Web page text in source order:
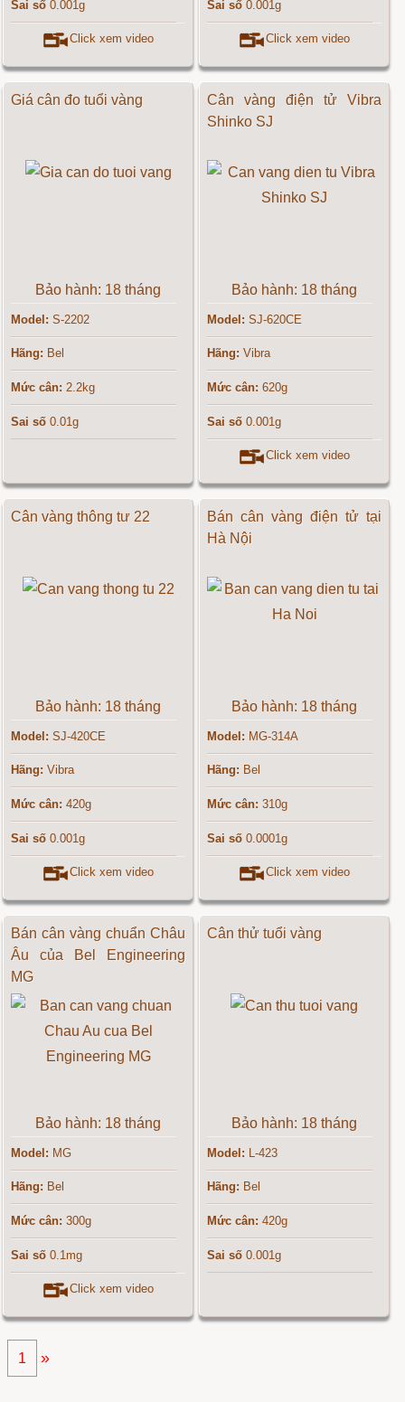
Sai số 0.001g
Click xem video
Sai số 0.001g
Click xem video
Giá cân đo tuổi vàng
Bảo hành: 18 tháng
Model: S-2202
Hãng: Bel
Mức cân: 2.2kg
Sai số 0.01g
Cân vàng điện tử Vibra
Shinko SJ
Bảo hành: 18 tháng
Model: SJ-620CE
Hãng: Vibra
Mức cân: 620g
Sai số 0.001g
Click xem video
Cân vàng thông tư 22
Bảo hành: 18 tháng
Model: SJ-420CE
Hãng: Vibra
Mức cân: 420g
Sai số 0.001g
Click xem video
Bán cân vàng điện tử tại
Hà Nội
Bảo hành: 18 tháng
Model: MG-314A
Hãng: Bel
Mức cân: 310g
Sai số 0.0001g
Click xem video
Bán cân vàng chuẩn Châu
Âu của Bel Engineering
MG
Bảo hành: 18 tháng
Model: MG
Hãng: Bel
Mức cân: 300g
Sai số 0.1mg
Click xem video
Cân thử tuổi vàng
Bảo hành: 18 tháng
Model: L-423
Hãng: Bel
Mức cân: 420g
Sai số 0.001g
1 »